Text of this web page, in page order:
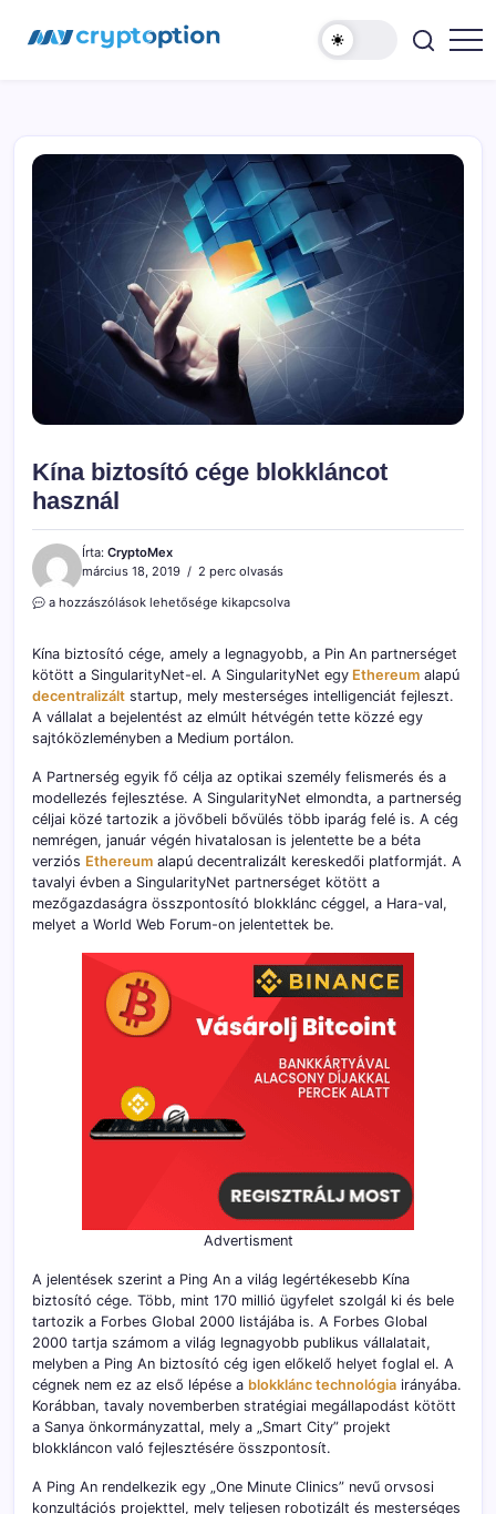
MyCryptOption
Kína biztosító cége blokkláncot
használ
Írta: CryptoMex
március 18, 2019
2 perc olvasás
Kína
blokkláncot
használ
bejegyzéshez
a hozzászólások lehetősége kikapcsolva
Kína biztosító cége, amely a legnagyobb, a Pin An partnerséget
kötött a SingularityNet-el. A SingularityNet egy Ethereum alapú
decentralizált startup, mely mesterséges intelligenciát fejleszt.
A vállalat a bejelentést az elmúlt hétvégén tette közzé egy
sajtóközleményben a Medium portálon.
A Partnerség egyik fő célja az optikai személy felismerés és a
modellezés fejlesztése. A SingularityNet elmondta, a partnerség
céljai közé tartozik a jövőbeli bővülés több iparág felé is. A cég
nemrégen, január végén hivatalosan is jelentette be a béta
verziós Ethereum alapú decentralizált kereskedői platformját. A
tavalyi évben a SingularityNet partnerséget kötött a
mezőgazdaságra összpontosító blokklánc céggel, a Hara-val,
melyet a World Web Forum-on jelentettek be.
Advertisment
A jelentések szerint a Ping An a világ legértékesebb Kína
biztosító cége. Több, mint 170 millió ügyfelet szolgál ki és bele
tartozik a Forbes Global 2000 listájába is. A Forbes Global
2000 tartja számom a világ legnagyobb publikus vállalatait,
melyben a Ping An biztosító cég igen előkelő helyet foglal el. A
cégnek nem ez az első lépése a blokklánc technológia irányába.
Korábban, tavaly novemberben stratégiai megállapodást kötött
a Sanya önkormányzattal, mely a „Smart City” projekt
blokkláncon való fejlesztésére összpontosít.
A Ping An rendelkezik egy „One Minute Clinics” nevű orvsosi
konzultációs projekttel, mely teljesen robotizált és mesterséges